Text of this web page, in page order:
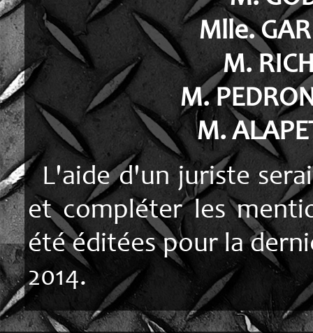
Mlle.
M.
M.
M.
L'aide d'un juriste
et compléter les
été éditées pour la
2014.